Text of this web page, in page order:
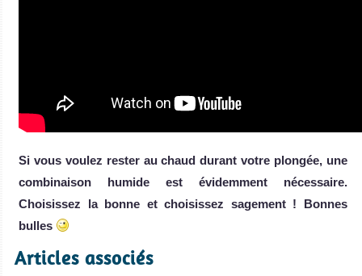
Si vous voulez rester au chaud durant votre plongée, une
combinaison humide est évidemment nécessaire.
Choisissez la bonne et choisissez sagement ! Bonnes
bulles
Articles associés